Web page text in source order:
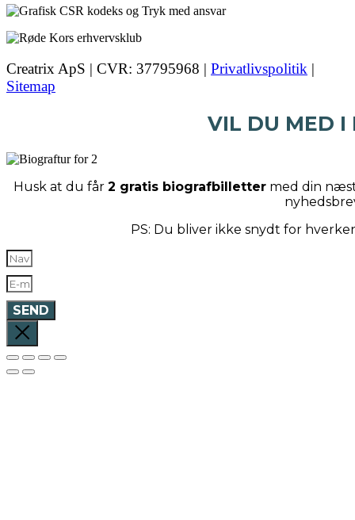
Creatrix ApS | CVR: 37795968 | Privatlivspolitik |
Sitemap
VIL DU MED I
Husk at du får 2 gratis biografbillettermed din
PS: Du bliver ikke snydt for
SEND